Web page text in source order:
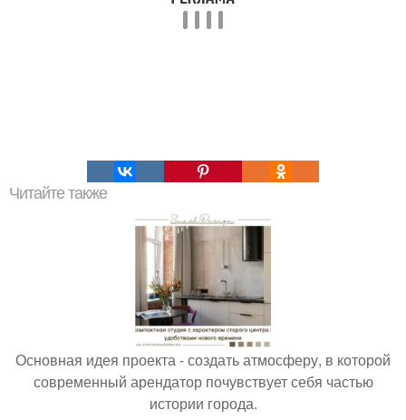
Читайте также
Основная идея проекта - создать атмосферу, в которой
современный арендатор почувствует себя частью
истории города.